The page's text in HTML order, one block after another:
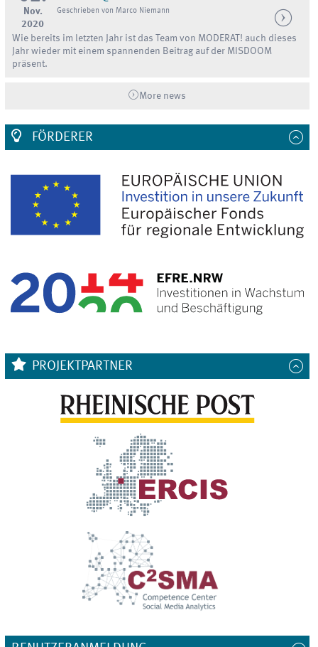
Nov.
2020
Geschrieben von Marco Niemann
Wie bereits im letzten Jahr ist das Team von MODERAT! auch dieses
Jahr wieder mit einem spannenden Beitrag auf der MISDOOM
präsent.
More news
FÖRDERER
PROJEKTPARTNER